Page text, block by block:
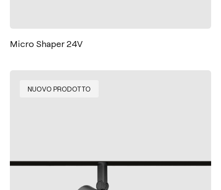
Micro Shaper 24V
NUOVO PRODOTTO